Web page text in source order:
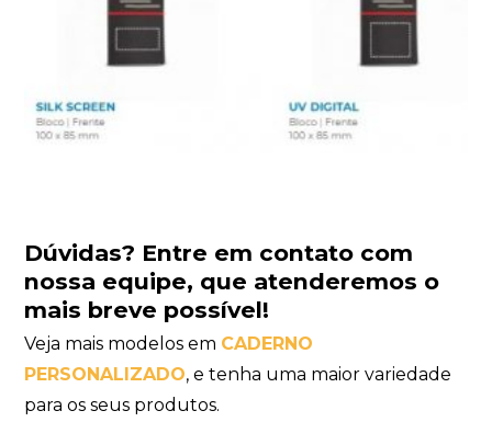
Dúvidas? Entre em contato com
nossa equipe, que atenderemos o
mais breve possível!
Veja mais modelos em CADERNO
PERSONALIZADO, e tenha uma maior variedade
para os seus produtos.